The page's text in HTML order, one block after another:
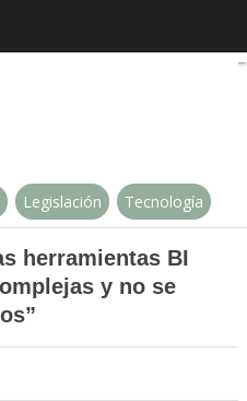
la pyme, algunas
Legislación Tecnología
herramientas BI
y no se